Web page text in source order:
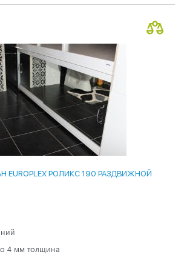
EUROPLEX РОЛИКС 190 РАЗДВИЖНОЙ
4 мм толщина